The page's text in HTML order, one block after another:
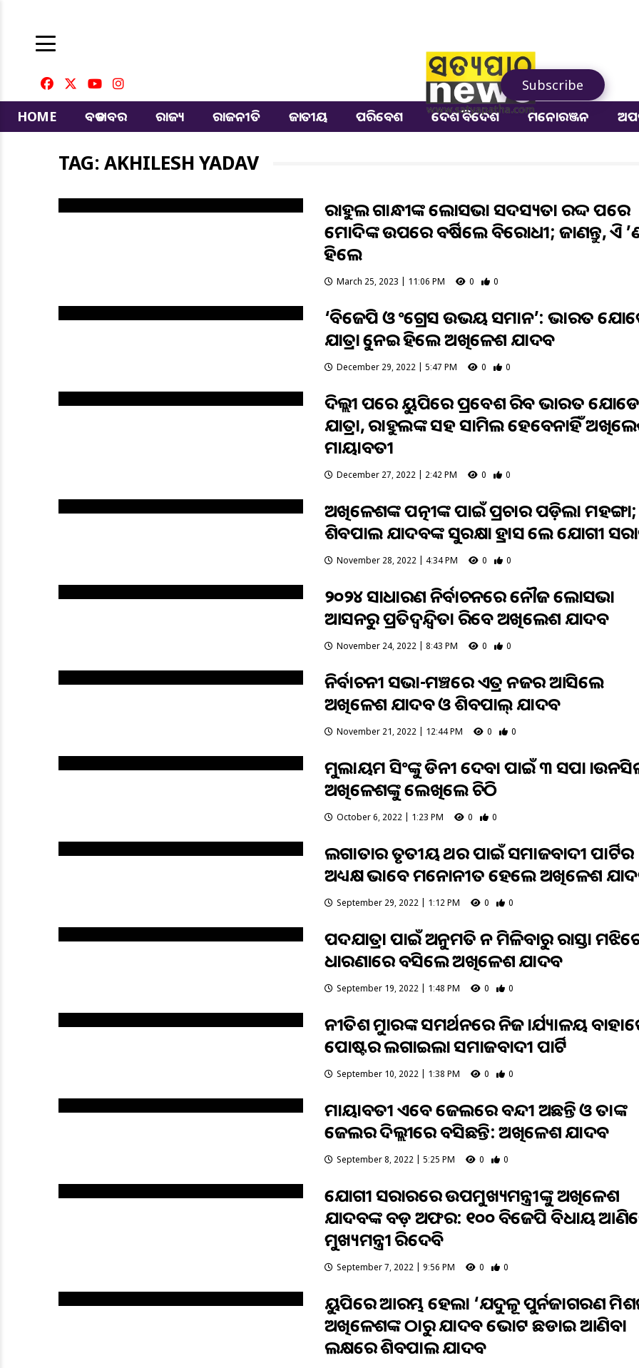
Subscribe
HOME
ବଡ ଖବର ରାଜ୍ୟ ରାଜନୀତି ଜାତୀୟ ପରିବେଶ ଦେଶ ବିଦେଶ ମନୋରଞ୍ଜନ
TAG: AKHILESH YADAV
ରାହୁଲ ଗାନ୍ଧୀଙ୍କ ଲୋକସଭା ସଦସ୍ୟତା ରଦ୍ଦ ପରେ
ମୋଦିଙ୍କ ଉପରେ ବର୍ଷିଲେ ବିରୋଧୀ; ଜାଣନ୍ତୁ, କିଏ
କହିଲେ
March 25, 2023 | 11:06 PM 0 0
‘ବିଜେପି ଓ କଂଗ୍ରେସ ଉଭୟ ସମାନ’: ଭାରତ
ଯାତ୍ରାକୁ ନେଇ କହିଲେ ଅଖିଳେଶ ଯାଦବ
December 29, 2022 | 5:47 PM 0 0
ଦିଲ୍ଲୀ ପରେ ୟୁପିରେ ପ୍ରବେଶ କରିବ ଭାରତ
ଯାତ୍ରା, ରାହୁଲଙ୍କ ସହ ସାମିଲ ହେବେନାହିଁ
ମାୟାବତୀ
December 27, 2022 | 2:42 PM 0 0
ଅଖିଳେଶଙ୍କ ପତ୍ନୀଙ୍କ ପାଇଁ ପ୍ରଚାର ପଡ଼ିଲା ମହଙ୍ଗା;
ଶିବପାଲ ଯାଦବଙ୍କ ସୁରକ୍ଷା ହ୍ରାସ କଲେ ଯୋଗୀ
November 28, 2022 | 4:34 PM 0 0
୨୦୨୪ ସାଧାରଣ ନିର୍ବାଚନରେ କନୌଜ ଲୋକସଭା
ଆସନରୁ ପ୍ରତିଦ୍ୱନ୍ଦ୍ୱିତା କରିବେ ଅଖିଲେଶ ଯାଦବ
November 24, 2022 | 8:43 PM 0 0
ନିର୍ବାଚନୀ ସଭା-ମଞ୍ଚରେ ଏକତ୍ର ନଜର ଆସିଲେ
ଅଖିଳେଶ ଯାଦବ ଓ ଶିବପାଲ୍‌ ଯାଦବ
November 21, 2022 | 12:44 PM 0 0
ମୁଲାୟମ ସିଂଙ୍କୁ କିଡନୀ ଦେବା ପାଇଁ ୩ ସପା
ଅଖିଳେଶଙ୍କୁ ଲେଖିଲେ ଚିଠି
October 6, 2022 | 1:23 PM 0 0
ଲଗାତାର ତୃତୀୟ ଥର ପାଇଁ ସମାଜବାଦୀ ପାର୍ଟିର
ଅଧ୍ୟକ୍ଷ ଭାବେ ମନୋନୀତ ହେଲେ ଅଖିଳେଶ
September 29, 2022 | 1:12 PM 0 0
ପଦଯାତ୍ରା ପାଇଁ ଅନୁମତି ନ ମିଳିବାରୁ ରାସ୍ତା
ଧାରଣାରେ ବସିଲେ ଅଖିଳେଶ ଯାଦବ
September 19, 2022 | 1:48 PM 0 0
ନୀତିଶ କୁମାରଙ୍କ ସମର୍ଥନରେ ନିଜ କାର୍ଯ୍ୟାଳୟ
ପୋଷ୍ଟର ଲଗାଇଲା ସମାଜବାଦୀ ପାର୍ଟି
September 10, 2022 | 1:38 PM 0 0
ମାୟାବତୀ ଏବେ ଜେଲରେ ବନ୍ଦୀ ଅଛନ୍ତି ଓ ତାଙ୍କ
ଜେଲର ଦିଲ୍ଲୀରେ ବସିଛନ୍ତି: ଅଖିଳେଶ ଯାଦବ
September 8, 2022 | 5:25 PM 0 0
ଯୋଗୀ ସରକାରରେ ଉପମୁଖ୍ୟମନ୍ତ୍ରୀଙ୍କୁ ଅଖିଳେଶ
ଯାଦବଙ୍କ ବଡ଼ ଅଫର: ୧୦୦ ବିଜେପି ବିଧାୟକ
ମୁଖ୍ୟମନ୍ତ୍ରୀ କରିଦେବି
September 7, 2022 | 9:56 PM 0 0
ୟୁପିରେ ଆରମ୍ଭ ହେଲା ‘ଯଦୁକୂଳ ପୁର୍ନଜାଗରଣ
ଅଖିଳେଶଙ୍କ ଠାରୁ ଯାଦବ ଭୋଟ ଛଡାଇ ଆଣିବା
ଲକ୍ଷରେ ଶିବପାଲ ଯାଦବ